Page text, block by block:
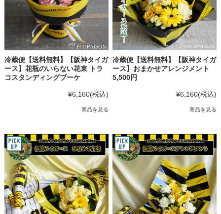
冷蔵便【送料無料】【阪神タイガ
ース】花瓶のいらない花束 トラ
コスタンディングブーケ
¥6,160(税込)
商品を見る
冷蔵便【送料無料】【阪神タイガ
ース】おまかせアレンジメント
5,500円
¥6,160(税込)
商品を見る